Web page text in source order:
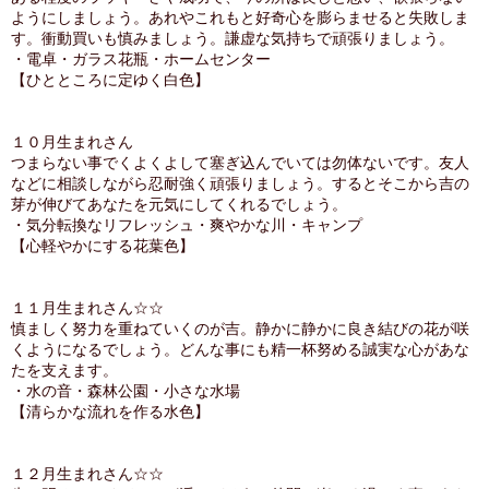
ようにしましょう。あれやこれもと好奇心を膨らませると失敗しま
す。衝動買いも慎みましょう。謙虚な気持ちで頑張りましょう。
・電卓・ガラス花瓶・ホームセンター
【ひとところに定ゆく白色】
１０月生まれさん
つまらない事でくよくよして塞ぎ込んでいては勿体ないです。友人
などに相談しながら忍耐強く頑張りましょう。するとそこから吉の
芽が伸びてあなたを元気にしてくれるでしょう。
・気分転換なリフレッシュ・爽やかな川・キャンプ
【心軽やかにする花葉色】
１１月生まれさん☆☆
慎ましく努力を重ねていくのが吉。静かに静かに良き結びの花が咲
くようになるでしょう。どんな事にも精一杯努める誠実な心があな
たを支えます。
・水の音・森林公園・小さな水場
【清らかな流れを作る水色】
１２月生まれさん☆☆